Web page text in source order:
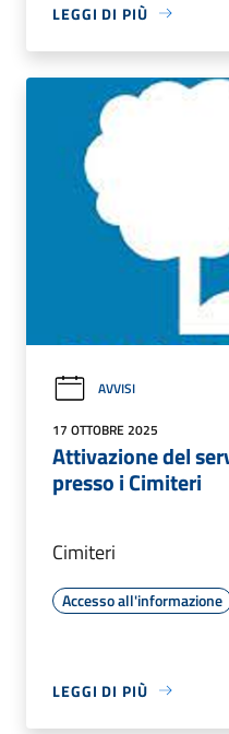
LEGGI DI PIÙ
AVVISI
17 OTTOBRE 2025
Attivazione del
presso i Cimiteri
Cimiteri
Accesso all'informazione
LEGGI DI PIÙ